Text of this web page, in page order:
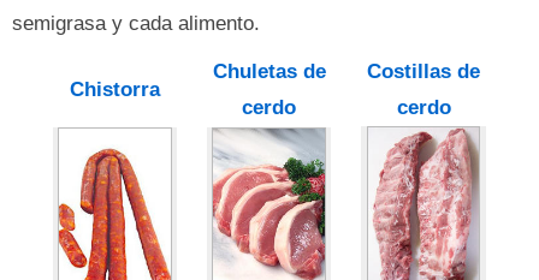
semigrasa y cada alimento.
Chistorra
Chuletas de
cerdo
Costillas de
cerdo